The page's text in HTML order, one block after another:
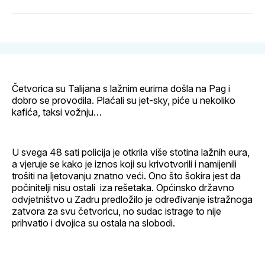
Četvorica su Talijana s lažnim eurima došla na Pag i
dobro se provodila. Plaćali su jet-sky, piće u nekoliko
kafića, taksi vožnju…
U svega 48 sati policija je otkrila više stotina lažnih eura,
a vjeruje se kako je iznos koji su krivotvorili i namijenili
trošiti na ljetovanju znatno veći. Ono što šokira jest da
počinitelji nisu ostali iza rešetaka. Općinsko državno
odvjetništvo u Zadru predložilo je određivanje istražnoga
zatvora za svu četvoricu, no sudac istrage to nije
prihvatio i dvojica su ostala na slobodi.